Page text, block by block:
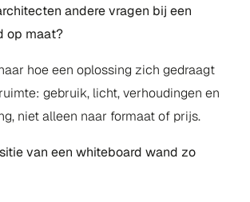
andere vragen bij een
op maat?
hoe een oplossing zich gedraagt
gebruik, licht, verhoudingen en
niet alleen naar formaat of prijs.
van een whiteboard wand zo